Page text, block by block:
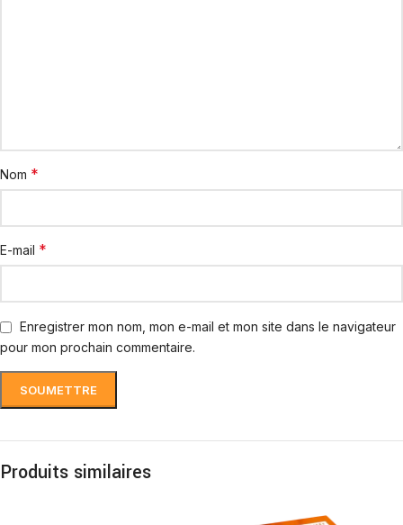
Nom *
E-mail *
Enregistrer mon nom, mon e-mail et mon site dans le navigateur
pour mon prochain commentaire.
Produits similaires